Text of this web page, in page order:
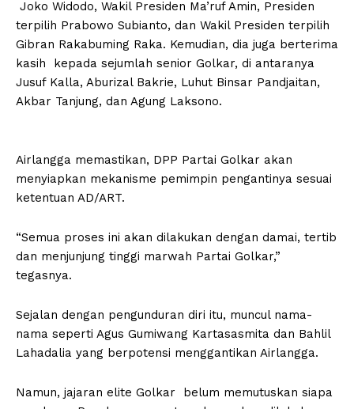
Joko Widodo, Wakil Presiden Ma’ruf Amin, Presiden
terpilih Prabowo Subianto, dan Wakil Presiden terpilih
Gibran Rakabuming Raka. Kemudian, dia juga berterima
kasih kepada sejumlah senior Golkar, di antaranya
Jusuf Kalla, Aburizal Bakrie, Luhut Binsar Pandjaitan,
Akbar Tanjung, dan Agung Laksono.
Airlangga memastikan, DPP Partai Golkar akan
menyiapkan mekanisme pemimpin pengantinya sesuai
ketentuan AD/ART.
“Semua proses ini akan dilakukan dengan damai, tertib
dan menjunjung tinggi marwah Partai Golkar,”
tegasnya.
Sejalan dengan pengunduran diri itu, muncul nama-
nama seperti Agus Gumiwang Kartasasmita dan Bahlil
Lahadalia yang berpotensi menggantikan Airlangga.
Namun, jajaran elite Golkar belum memutuskan siapa